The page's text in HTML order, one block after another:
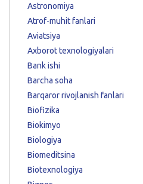
Astronomiya
Atrof-muhit fanlari
Aviatsiya
Axborot texnologiyalari
Bank ishi
Barcha soha
Barqaror rivojlanish fanlari
Biofizika
Biokimyo
Biologiya
Biomeditsina
Biotexnologiya